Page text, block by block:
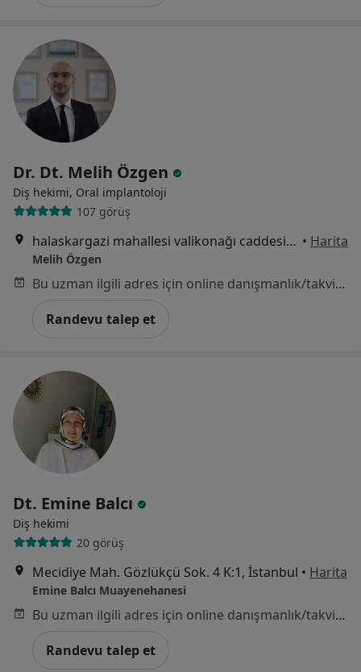
Dr. Dt. Melih Özgen
Diş hekimi, Oral i̇mplantoloji
107 görüş
halaskargazi mahallesi valikonağı caddesi, Şişli • Harita
Melih Özgen
Bu uzman ilgili adres için online danışmanlık/takvim sunmuyor.
Randevu talep et
Dt. Emine Balcı
Diş hekimi
20 görüş
Mecidiye Mah. Gözlükçü Sok. 4 K:1, İstanbul • Harita
Emine Balcı Muayenehanesi
Bu uzman ilgili adres için online danışmanlık/takvim sunmuyor.
Randevu talep et